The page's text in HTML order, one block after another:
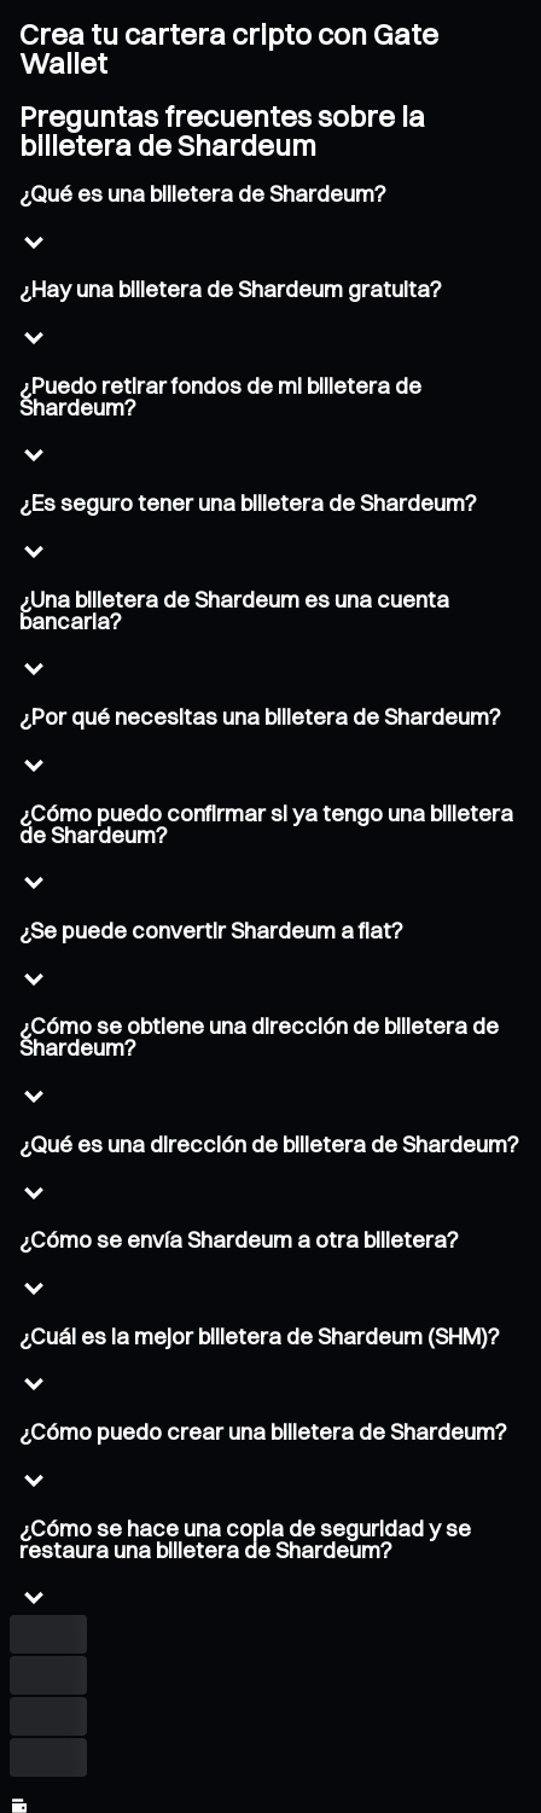
Crea tu cartera cripto con Gate
Wallet
Preguntas frecuentes sobre la
billetera de Shardeum
¿Qué es una billetera de Shardeum?
¿Hay una billetera de Shardeum gratuita?
¿Puedo retirar fondos de mi billetera de
Shardeum?
¿Es seguro tener una billetera de Shardeum?
¿Una billetera de Shardeum es una cuenta
bancaria?
¿Por qué necesitas una billetera de Shardeum?
¿Cómo puedo confirmar si ya tengo una billetera
de Shardeum?
¿Se puede convertir Shardeum a fiat?
¿Cómo se obtiene una dirección de billetera de
Shardeum?
¿Qué es una dirección de billetera de Shardeum?
¿Cómo se envía Shardeum a otra billetera?
¿Cuál es la mejor billetera de Shardeum (SHM)?
¿Cómo puedo crear una billetera de Shardeum?
¿Cómo se hace una copia de seguridad y se
restaura una billetera de Shardeum?